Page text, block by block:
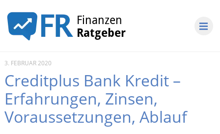
3. FEBRUAR 2020
Creditplus Bank Kredit –
Erfahrungen, Zinsen,
Voraussetzungen, Ablauf